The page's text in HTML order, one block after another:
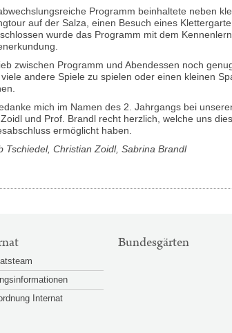
/ Zoidl / Brandl
öffnen
Programm beinhaltete neben
auf der Salza, einen Besuch eines
wurde das Programm mit dem
zwischen Programm und Abendessen noch
andere Spiele zu spielen oder einen kleinen
mich im Namen des 2. Jahrgangs bei
und Prof. Brandl recht herzlich, welche uns
ermöglicht haben.
Tschiedel, Christian Zoidl, Sabrina Brandl
Internat
Bundesgärten